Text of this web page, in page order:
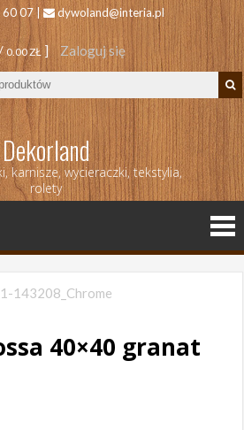
60 07 | dywoland@interia.pl
0.00 ZŁ ] Zaloguj się
Dekorland
karnisze, wycieraczki, tekstylia,
rolety
40×40 granat